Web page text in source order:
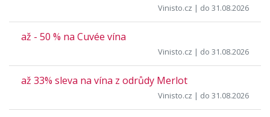
Vinisto.cz | do 31.08.2026
až - 50 % na Cuvée vína
Vinisto.cz | do 31.08.2026
až 33% sleva na vína z odrůdy Merlot
Vinisto.cz | do 31.08.2026